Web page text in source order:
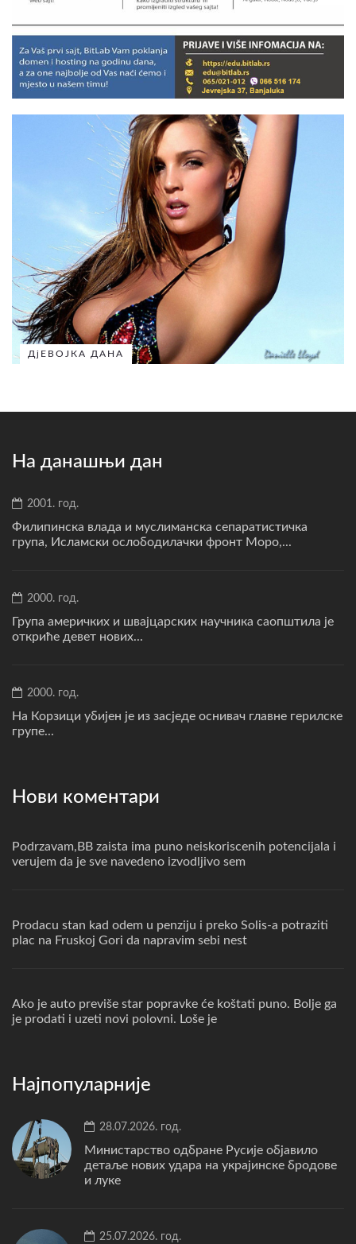
ДјЕВОЈКА ДАНА
На данашњи дан
2001. год.
Филипинска влада и муслиманска сепаратистичка
група, Исламски ослободилачки фронт Моро,...
2000. год.
Група америчких и швајцарских научника саопштила је
откриће девет нових...
2000. год.
На Корзици убијен је из засједе оснивач главне герилске
групе...
Нови коментари
Podrzavam,BB zaista ima puno neiskoriscenih potencijala i
verujem da je sve navedeno izvodljivo sem
Prodacu stan kad odem u penziju i preko Solis-a potraziti
plac na Fruskoj Gori da napravim sebi nest
Ako je auto previše star popravke će koštati puno. Bolje ga
je prodati i uzeti novi polovni. Loše je
Најпопуларније
28.07.2026. год.
Министарство одбране Русије објавило
детаље нових удара на украјинске бродове
и луке
25.07.2026. год.